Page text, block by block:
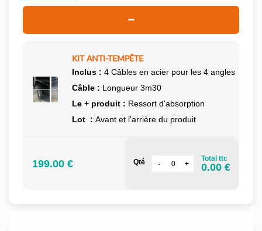
KIT ANTI-TEMPÊTE
Inclus : 4 Câbles en acier pour les 4 angles
Câble : Longueur 3m30
Le + produit : Ressort d'absorption
Lot : Avant et l'arrière du produit
199.00 € Qté Total ttc
0.00 €